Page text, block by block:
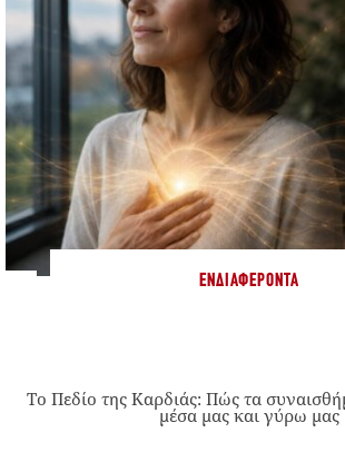
ΕΝΔΙΑΦΈΡΟΝΤΑ
Το Πεδίο της Καρδιάς: Πώς τα
μέσα μας και γύρω μας